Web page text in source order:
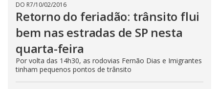
DO R7/10/02/2016
Retorno do feriadão: trânsito flui
bem nas estradas de SP nesta
quarta-feira
Por volta das 14h30, as rodovias Fernão Dias e Imigrantes
tinham pequenos pontos de trânsito